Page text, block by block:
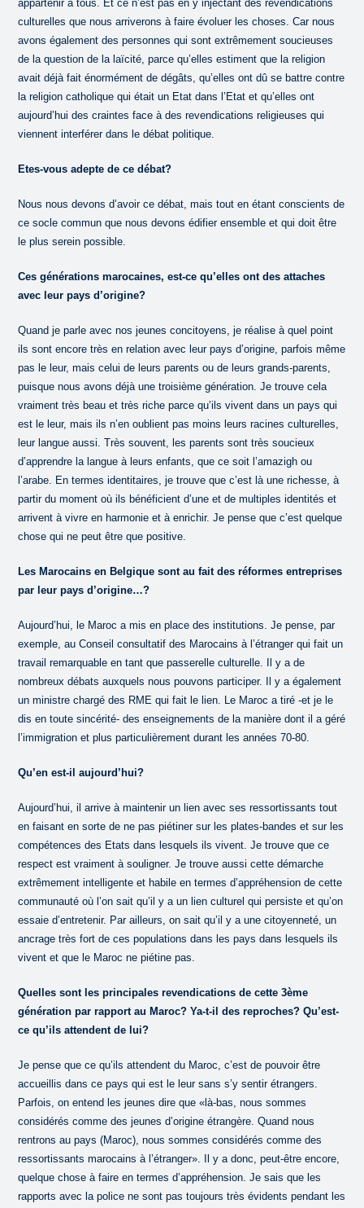
appartenir à tous. Et ce n’est pas en y injectant des revendications
culturelles que nous arriverons à faire évoluer les choses. Car nous
avons également des personnes qui sont extrêmement soucieuses
de la question de la laïcité, parce qu’elles estiment que la religion
avait déjà fait énormément de dégâts, qu’elles ont dû se battre contre
la religion catholique qui était un Etat dans l’Etat et qu’elles ont
aujourd’hui des craintes face à des revendications religieuses qui
viennent interférer dans le débat politique.
Etes-vous adepte de ce débat?
Nous nous devons d’avoir ce débat, mais tout en étant conscients de
ce socle commun que nous devons édifier ensemble et qui doit être
le plus serein possible.
Ces générations marocaines, est-ce qu’elles ont des attaches
avec leur pays d’origine?
Quand je parle avec nos jeunes concitoyens, je réalise à quel point
ils sont encore très en relation avec leur pays d’origine, parfois même
pas le leur, mais celui de leurs parents ou de leurs grands-parents,
puisque nous avons déjà une troisième génération. Je trouve cela
vraiment très beau et très riche parce qu’ils vivent dans un pays qui
est le leur, mais ils n’en oublient pas moins leurs racines culturelles,
leur langue aussi. Très souvent, les parents sont très soucieux
d’apprendre la langue à leurs enfants, que ce soit l’amazigh ou
l’arabe. En termes identitaires, je trouve que c’est là une richesse, à
partir du moment où ils bénéficient d’une et de multiples identités et
arrivent à vivre en harmonie et à enrichir. Je pense que c’est quelque
chose qui ne peut être que positive.
Les Marocains en Belgique sont au fait des réformes entreprises
par leur pays d’origine…?
Aujourd’hui, le Maroc a mis en place des institutions. Je pense, par
exemple, au Conseil consultatif des Marocains à l’étranger qui fait un
travail remarquable en tant que passerelle culturelle. Il y a de
nombreux débats auxquels nous pouvons participer. Il y a également
un ministre chargé des RME qui fait le lien. Le Maroc a tiré -et je le
dis en toute sincérité- des enseignements de la manière dont il a géré
l’immigration et plus particulièrement durant les années 70-80.
Qu’en est-il aujourd’hui?
Aujourd’hui, il arrive à maintenir un lien avec ses ressortissants tout
en faisant en sorte de ne pas piétiner sur les plates-bandes et sur les
compétences des Etats dans lesquels ils vivent. Je trouve que ce
respect est vraiment à souligner. Je trouve aussi cette démarche
extrêmement intelligente et habile en termes d’appréhension de cette
communauté où l’on sait qu’il y a un lien culturel qui persiste et qu’on
essaie d’entretenir. Par ailleurs, on sait qu’il y a une citoyenneté, un
ancrage très fort de ces populations dans les pays dans lesquels ils
vivent et que le Maroc ne piétine pas.
Quelles sont les principales revendications de cette 3ème
génération par rapport au Maroc? Ya-t-il des reproches? Qu’est-
ce qu’ils attendent de lui?
Je pense que ce qu’ils attendent du Maroc, c’est de pouvoir être
accueillis dans ce pays qui est le leur sans s’y sentir étrangers.
Parfois, on entend les jeunes dire que «là-bas, nous sommes
considérés comme des jeunes d’origine étrangère. Quand nous
rentrons au pays (Maroc), nous sommes considérés comme des
ressortissants marocains à l’étranger». Il y a donc, peut-être encore,
quelque chose à faire en termes d’appréhension. Je sais que les
rapports avec la police ne sont pas toujours très évidents pendant les